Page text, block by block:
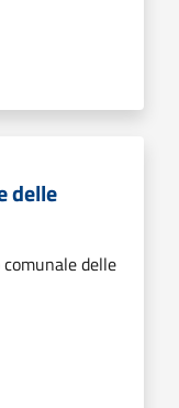
delle
delle